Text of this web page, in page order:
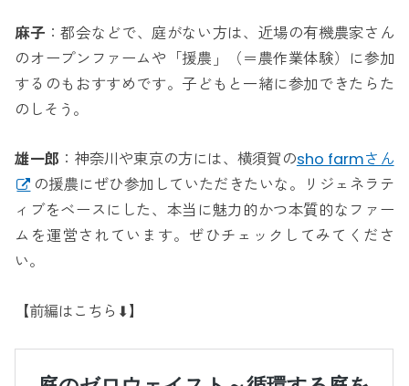
麻子 ：都会などで、庭がない方は、近場の有機農家さん
のオープンファームや「援農」（＝農作業体験）に参加
するのもおすすめです。子どもと一緒に参加できたらた
のしそう。
雄一郎 ：神奈川や東京の方には、横須賀のsho farmさん
の援農にぜひ参加していただきたいな。リジェネラテ
ィブをベースにした、本当に魅力的かつ本質的なファー
ムを運営されています。ぜひチェックしてみてくださ
い。
【前編はこちら⬇︎】